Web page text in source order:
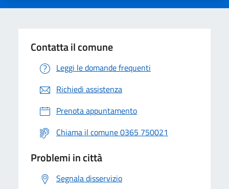
Contatta il comune
Leggi le domande frequenti
Richiedi assistenza
Prenota appuntamento
Chiama il comune 0365 750021
Problemi in città
Segnala disservizio